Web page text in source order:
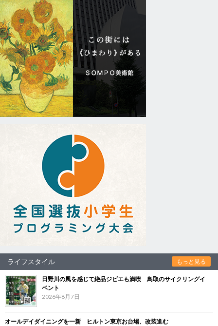
ライフスタイル もっと見る
日野川の風を感じて絶品ジビエも満喫 鳥取のサイクリングイ
ベント
2026年8月7日
オールデイダイニングを一新 ヒルトン東京お台場、改装進む